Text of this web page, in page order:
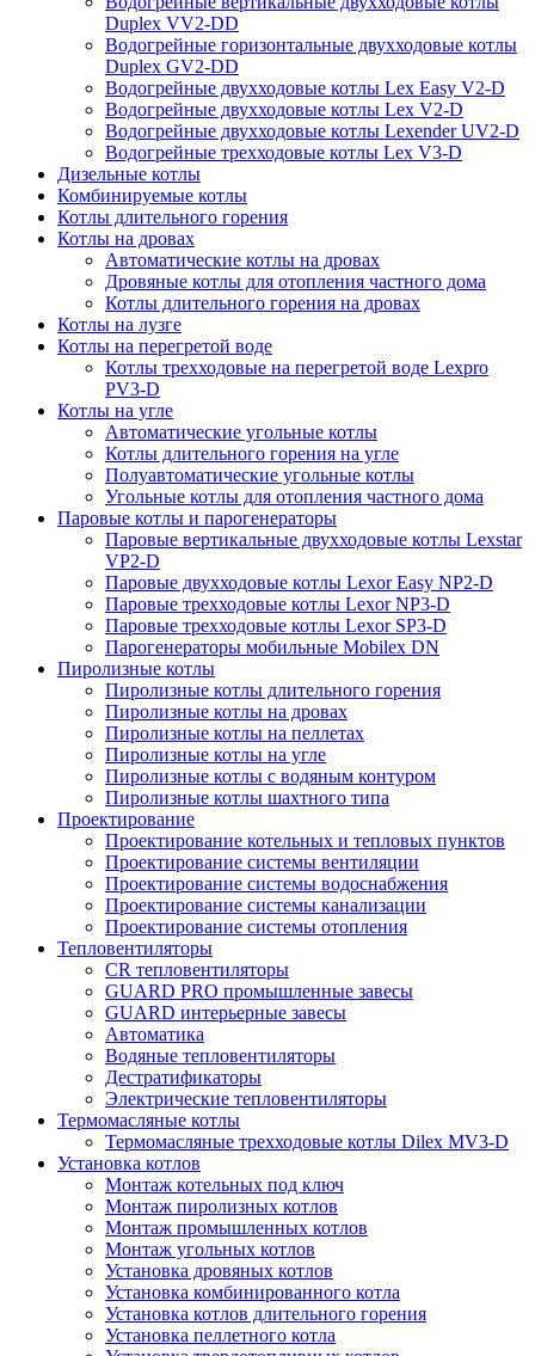
Duplex VV2-DD
Водогрейные горизонтальные двухходовые котлы
Duplex GV2-DD
Водогрейные двухходовые котлы Lex Easy V2-D
Водогрейные двухходовые котлы Lex V2-D
Водогрейные двухходовые котлы Lexender UV2-D
Водогрейные трехходовые котлы Lex V3-D
Дизельные котлы
Комбинируемые котлы
Котлы длительного горения
Котлы на дровах
Автоматические котлы на дровах
Дровяные котлы для отопления частного дома
Котлы длительного горения на дровах
Котлы на лузге
Котлы на перегретой воде
Котлы трехходовые на перегретой воде Lexpro
PV3-D
Котлы на угле
Автоматические угольные котлы
Котлы длительного горения на угле
Полуавтоматические угольные котлы
Угольные котлы для отопления частного дома
Паровые котлы и парогенераторы
Паровые вертикальные двухходовые котлы Lexstar
VP2-D
Паровые двухходовые котлы Lexor Easy NP2-D
Паровые трехходовые котлы Lexor NP3-D
Паровые трехходовые котлы Lexor SP3-D
Парогенераторы мобильные Mobilex DN
Пиролизные котлы
Пиролизные котлы длительного горения
Пиролизные котлы на дровах
Пиролизные котлы на пеллетах
Пиролизные котлы на угле
Пиролизные котлы с водяным контуром
Пиролизные котлы шахтного типа
Проектирование
Проектирование котельных и тепловых пунктов
Проектирование системы вентиляции
Проектирование системы водоснабжения
Проектирование системы канализации
Проектирование системы отопления
Тепловентиляторы
CR тепловентиляторы
GUARD PRO промышленные завесы
GUARD интерьерные завесы
Автоматика
Водяные тепловентиляторы
Дестратификаторы
Электрические тепловентиляторы
Термомасляные котлы
Термомасляные трехходовые котлы Dilex MV3-D
Установка котлов
Монтаж котельных под ключ
Монтаж пиролизных котлов
Монтаж промышленных котлов
Монтаж угольных котлов
Установка дровяных котлов
Установка комбинированного котла
Установка котлов длительного горения
Установка пеллетного котла